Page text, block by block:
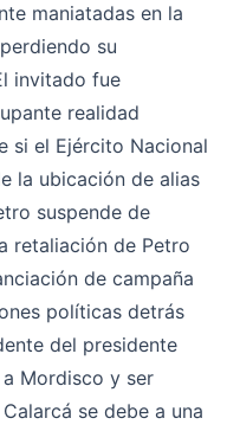
maniatadas en la
su
invitado fue
realidad
si el Ejército Nacional
la ubicación de alias
suspende de
retaliación de Petro
de campaña
políticas detrás
del presidente
Mordisco y ser
se debe a una